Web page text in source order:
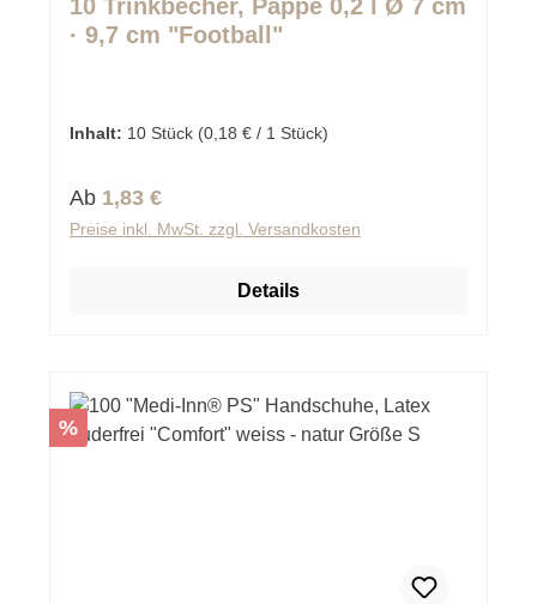
10 Trinkbecher, Pappe 0,2 l Ø 7 cm
· 9,7 cm "Football"
Inhalt: 10 Stück (0,18 € / 1 Stück)
Regulärer Preis:
Ab 1,83 €
Preise inkl. MwSt. zzgl. Versandkosten
Details
Rabatt
%